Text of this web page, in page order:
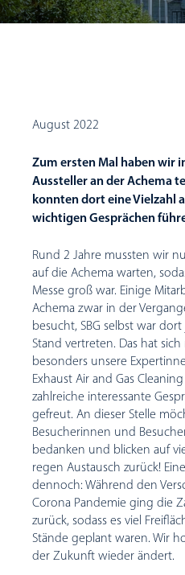
August 2022
Zum ersten Mal haben wir
Aussteller an der Achema
konnten dort eine Vielzahl
wichtigen Gesprächen
Rund 2 Jahre mussten wir
auf die Achema warten,
Messe groß war. Einige
Achema zwar in der
besucht, SBG selbst war
Stand vertreten. Das hat
besonders unsere
Exhaust Air and Gas
zahlreiche interessante
gefreut. An dieser Stelle
Besucherinnen und
bedanken und blicken auf
regen Austausch zurück!
dennoch: Während den
Corona Pandemie ging die
zurück, sodass es viel
Stände geplant waren. Wir
der Zukunft wieder ändert.